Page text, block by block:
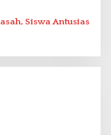
Siswa Antusias